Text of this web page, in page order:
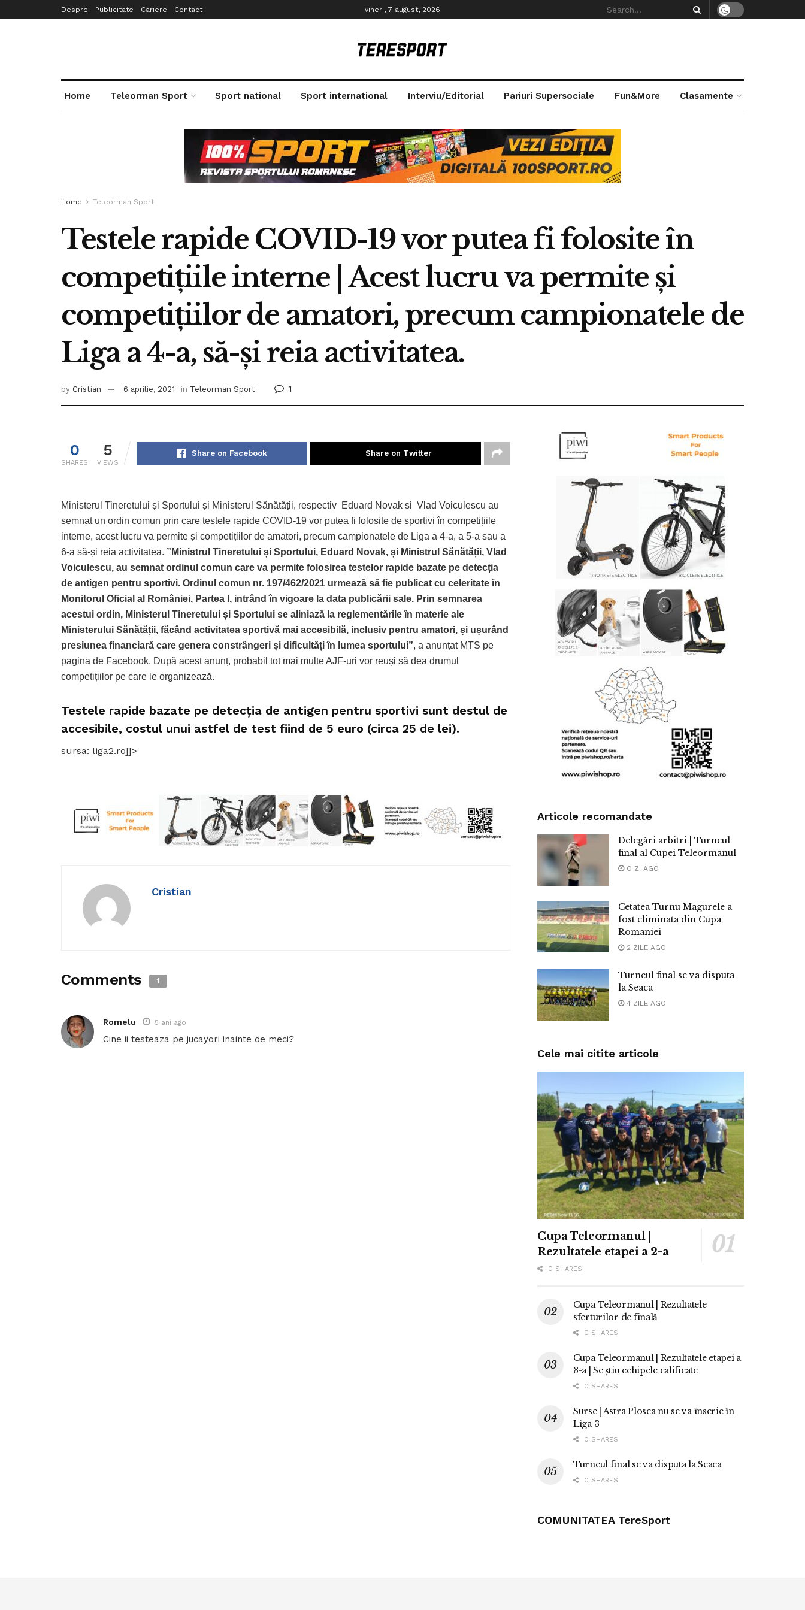
Despre Publicitate Cariere Contact vineri, 7 august, 2026
Home Teleorman Sport Sport national Sport international Interviu/Editorial Pariuri Supersociale Fun&More Clasamente
Home Teleorman Sport
Testele rapide COVID-19 vor putea fi folosite în
competițiile interne | Acest lucru va permite și
competițiilor de amatori, precum campionatele de
Liga a 4-a, să-și reia activitatea.
by Cristian 6 aprilie, 2021 in Teleorman Sport 1
0
SHARES
5
VIEWS
Share on Facebook Share on Twitter
Ministerul Tineretului și Sportului și Ministerul Sănătății, respectiv Eduard Novak si Vlad Voiculescu au
semnat un ordin comun prin care testele rapide COVID-19 vor putea fi folosite de sportivi în competițiile
interne, acest lucru va permite și competițiilor de amatori, precum campionatele de Liga a 4-a, a 5-a sau a
6-a să-și reia activitatea. ”Ministrul Tineretului și Sportului, Eduard Novak, și Ministrul Sănătății, Vlad
Voiculescu, au semnat ordinul comun care va permite folosirea testelor rapide bazate pe detecția
de antigen pentru sportivi. Ordinul comun nr. 197/462/2021 urmează să fie publicat cu celeritate în
Monitorul Oficial al României, Partea I, intrând în vigoare la data publicării sale. Prin semnarea
acestui ordin, Ministerul Tineretului și Sportului se aliniază la reglementările în materie ale
Ministerului Sănătății, făcând activitatea sportivă mai accesibilă, inclusiv pentru amatori, și ușurând
presiunea financiară care genera constrângeri și dificultăți în lumea sportului”, a anunțat MTS pe
pagina de Facebook. După acest anunț, probabil tot mai multe AJF-uri vor reuși să dea drumul
competițiilor pe care le organizează.
Testele rapide bazate pe detecția de antigen pentru sportivi sunt destul de
accesibile, costul unui astfel de test fiind de 5 euro (circa 25 de lei).
sursa: liga2.ro]]>
Cristian
Comments 1
Romelu 5 ani ago
Cine ii testeaza pe jucayori inainte de meci?
Articole recomandate
Delegări arbitri | Turneul
final al Cupei Teleormanul
O ZI AGO
Cetatea Turnu Magurele a
fost eliminata din Cupa
Romaniei
2 ZILE AGO
Turneul final se va disputa
la Seaca
4 ZILE AGO
Cele mai citite articole
Cupa Teleormanul |
Rezultatele etapei a 2-a
0 SHARES
Cupa Teleormanul | Rezultatele
sferturilor de finală
0 SHARES
Cupa Teleormanul | Rezultatele etapei a
3-a | Se știu echipele calificate
0 SHARES
Surse | Astra Plosca nu se va înscrie în
Liga 3
0 SHARES
Turneul final se va disputa la Seaca
0 SHARES
COMUNITATEA TereSport